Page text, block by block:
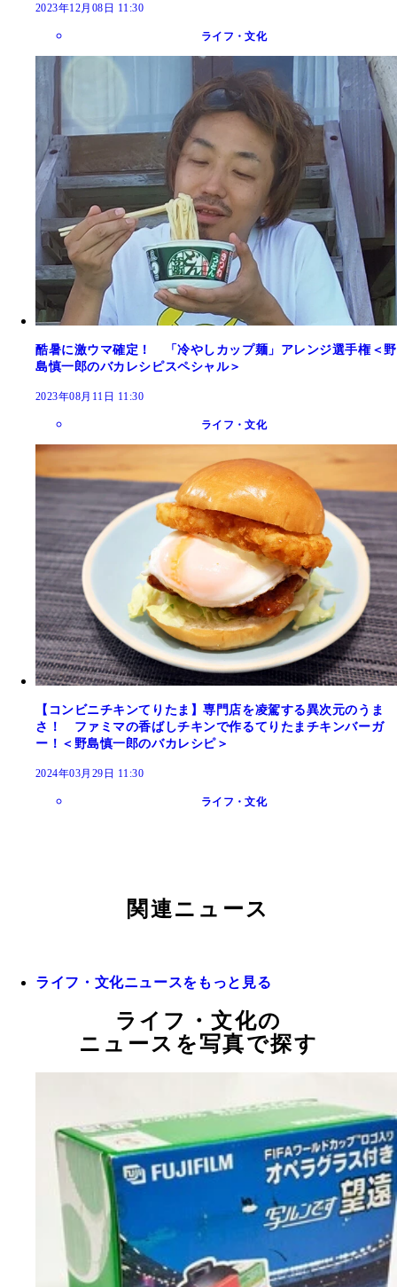
2023年12月08日 11:30
ライフ・文化
酷暑に激ウマ確定！ 「冷やしカップ麺」アレンジ選手権＜野
島慎一郎のバカレシピスペシャル＞
2023年08月11日 11:30
ライフ・文化
【コンビニチキンてりたま】専門店を凌駕する異次元のうま
さ！ ファミマの香ばしチキンで作るてりたまチキンバーガ
ー！＜野島慎一郎のバカレシピ＞
2024年03月29日 11:30
ライフ・文化
関連ニュース
ライフ・文化ニュースをもっと見る
ライフ・文化の
ニュースを写真で探す